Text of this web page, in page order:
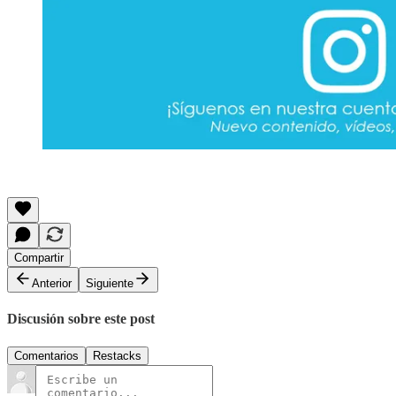
Compartir
Anterior
Siguiente
Discusión sobre este post
Comentarios Restacks